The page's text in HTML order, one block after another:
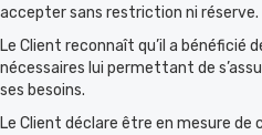
accepter sans restriction ni réserve.
Le Client reconnaît qu’il a bénéficié
nécessaires lui permettant de
ses besoins.
Le Client déclare être en mesure